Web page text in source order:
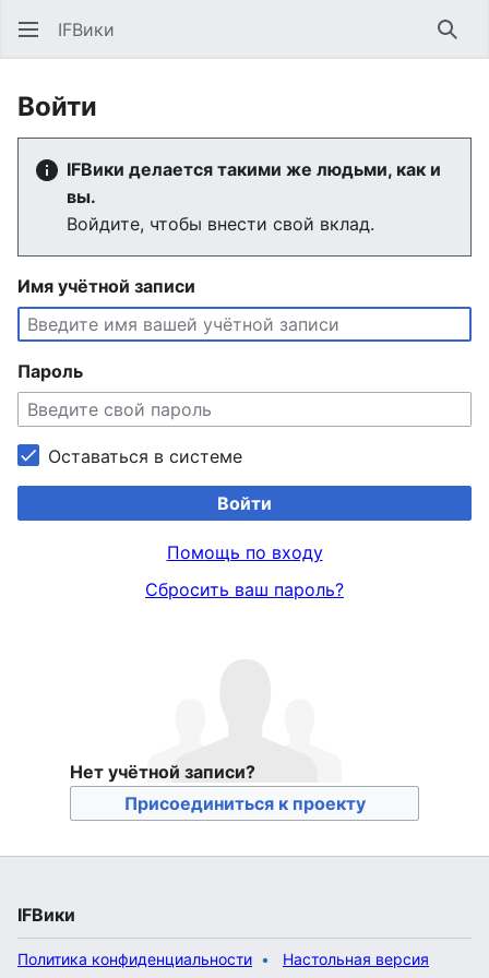
IFВики
Войти
IFВики делается такими же людьми, как и
вы.
Войдите, чтобы внести свой вклад.
Имя учётной записи
Пароль
Оставаться в системе
Войти
Помощь по входу
Сбросить ваш пароль?
Нет учётной записи?
Присоединиться к проекту
IFВики
Политика конфиденциальности Настольная версия